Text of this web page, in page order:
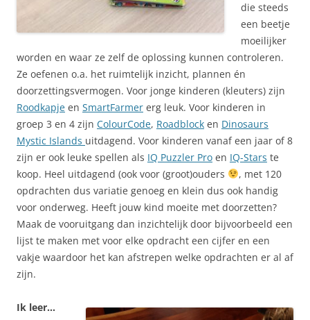
die steeds
een beetje
moeilijker
worden en waar ze zelf de oplossing kunnen controleren.
Ze oefenen o.a. het ruimtelijk inzicht, plannen én
doorzettingsvermogen. Voor jonge kinderen (kleuters) zijn
Roodkapje en SmartFarmer erg leuk. Voor kinderen in
groep 3 en 4 zijn ColourCode, Roadblock en Dinosaurs
Mystic Islands uitdagend. Voor kinderen vanaf een jaar of 8
zijn er ook leuke spellen als IQ Puzzler Pro en IQ-Stars te
koop. Heel uitdagend (ook voor (groot)ouders
, met 120
opdrachten dus variatie genoeg en klein dus ook handig
voor onderweg. Heeft jouw kind moeite met doorzetten?
Maak de vooruitgang dan inzichtelijk door bijvoorbeeld een
lijst te maken met voor elke opdracht een cijfer en een
vakje waardoor het kan afstrepen welke opdrachten er al af
zijn.
Ik leer…